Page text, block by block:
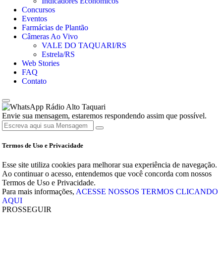
Concursos
Eventos
Farmácias de Plantão
Câmeras Ao Vivo
VALE DO TAQUARI/RS
Estrela/RS
Web Stories
FAQ
Contato
Rádio Alto Taquari
Envie sua mensagem, estaremos respondendo assim que possível.
Termos de Uso e Privacidade
Esse site utiliza cookies para melhorar sua experiência de navegação.
Ao continuar o acesso, entendemos que você concorda com nossos
Termos de Uso e Privacidade.
Para mais informações,ACESSE NOSSOS TERMOS CLICANDO
AQUI
PROSSEGUIR